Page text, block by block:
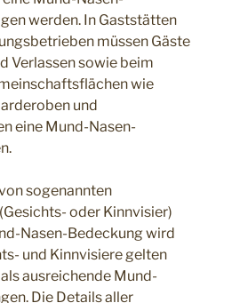
werden. In Gaststätten
müssen Gäste
Verlassen sowie beim
wie
und
eine Mund-Nasen-
sogenannten
oder Kinnvisier)
Nasen-Bedeckung wird
und Kinnvisiere gelten
ausreichende Mund-
Die Details aller